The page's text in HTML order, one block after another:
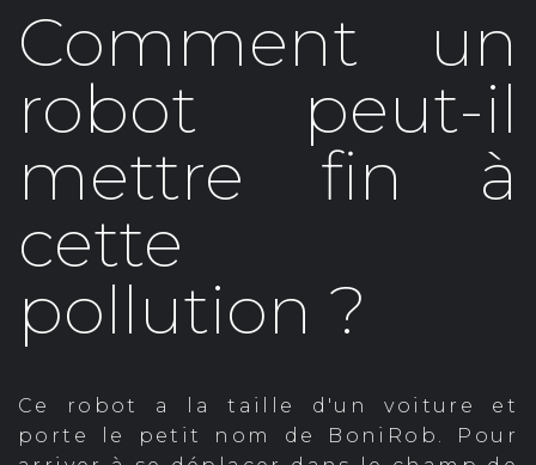
Comment un
robot peut-il
mettre fin à
cette
pollution ?
Ce robot a la taille d'un voiture et
porte le petit nom de BoniRob. Pour